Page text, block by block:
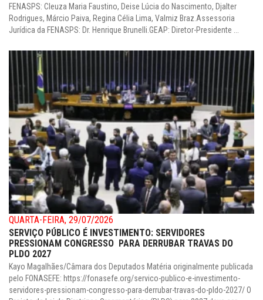
FENASPS: Cleuza Maria Faustino, Deise Lúcia do Nascimento, Djalter
Rodrigues, Márcio Paiva, Regina Célia Lima, Valmiz Braz.Assessoria
Jurídica da FENASPS: Dr. Henrique Brunelli.GEAP: Diretor-Presidente ...
QUARTA-FEIRA, 29/07/2026
SERVIÇO PÚBLICO É INVESTIMENTO: SERVIDORES
PRESSIONAM CONGRESSO PARA DERRUBAR TRAVAS DO
PLDO 2027
Kayo Magalhães/Câmara dos Deputados Matéria originalmente publicada
pelo FONASEFE: https://fonasefe.org/servico-publico-e-investimento-
servidores-pressionam-congresso-para-derrubar-travas-do-pldo-2027/ O